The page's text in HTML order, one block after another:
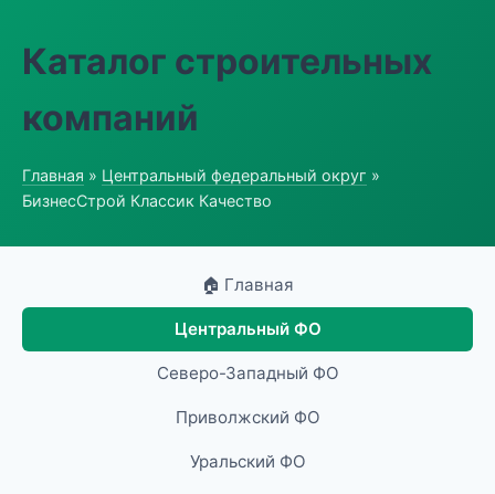
Каталог строительных
компаний
Главная » Центральный федеральный округ »
БизнесСтрой Классик Качество
🏠 Главная
Центральный ФО
Северо-Западный ФО
Приволжский ФО
Уральский ФО